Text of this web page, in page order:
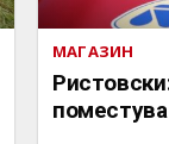
МАГАЗИН